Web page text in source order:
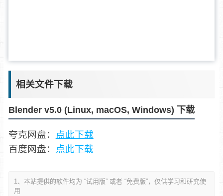
相关文件下载
Blender v5.0 (Linux, macOS, Windows) 下载
夸克网盘：
点此下载
百度网盘：
点此下载
1、本站提供的软件均为 “试用版” 或者 “免费版”，仅供学习和研究使
用